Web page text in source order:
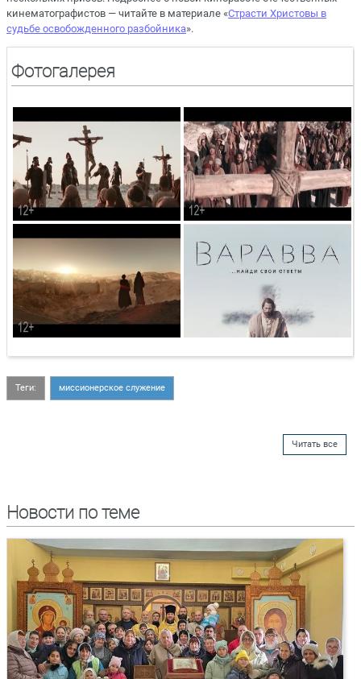
кинематографистов — читайте в материале «Страсти Христовы в
судьбе освобожденного разбойника».
Фотогалерея
Теги: миссионерское служение
Читать все
Новости по теме